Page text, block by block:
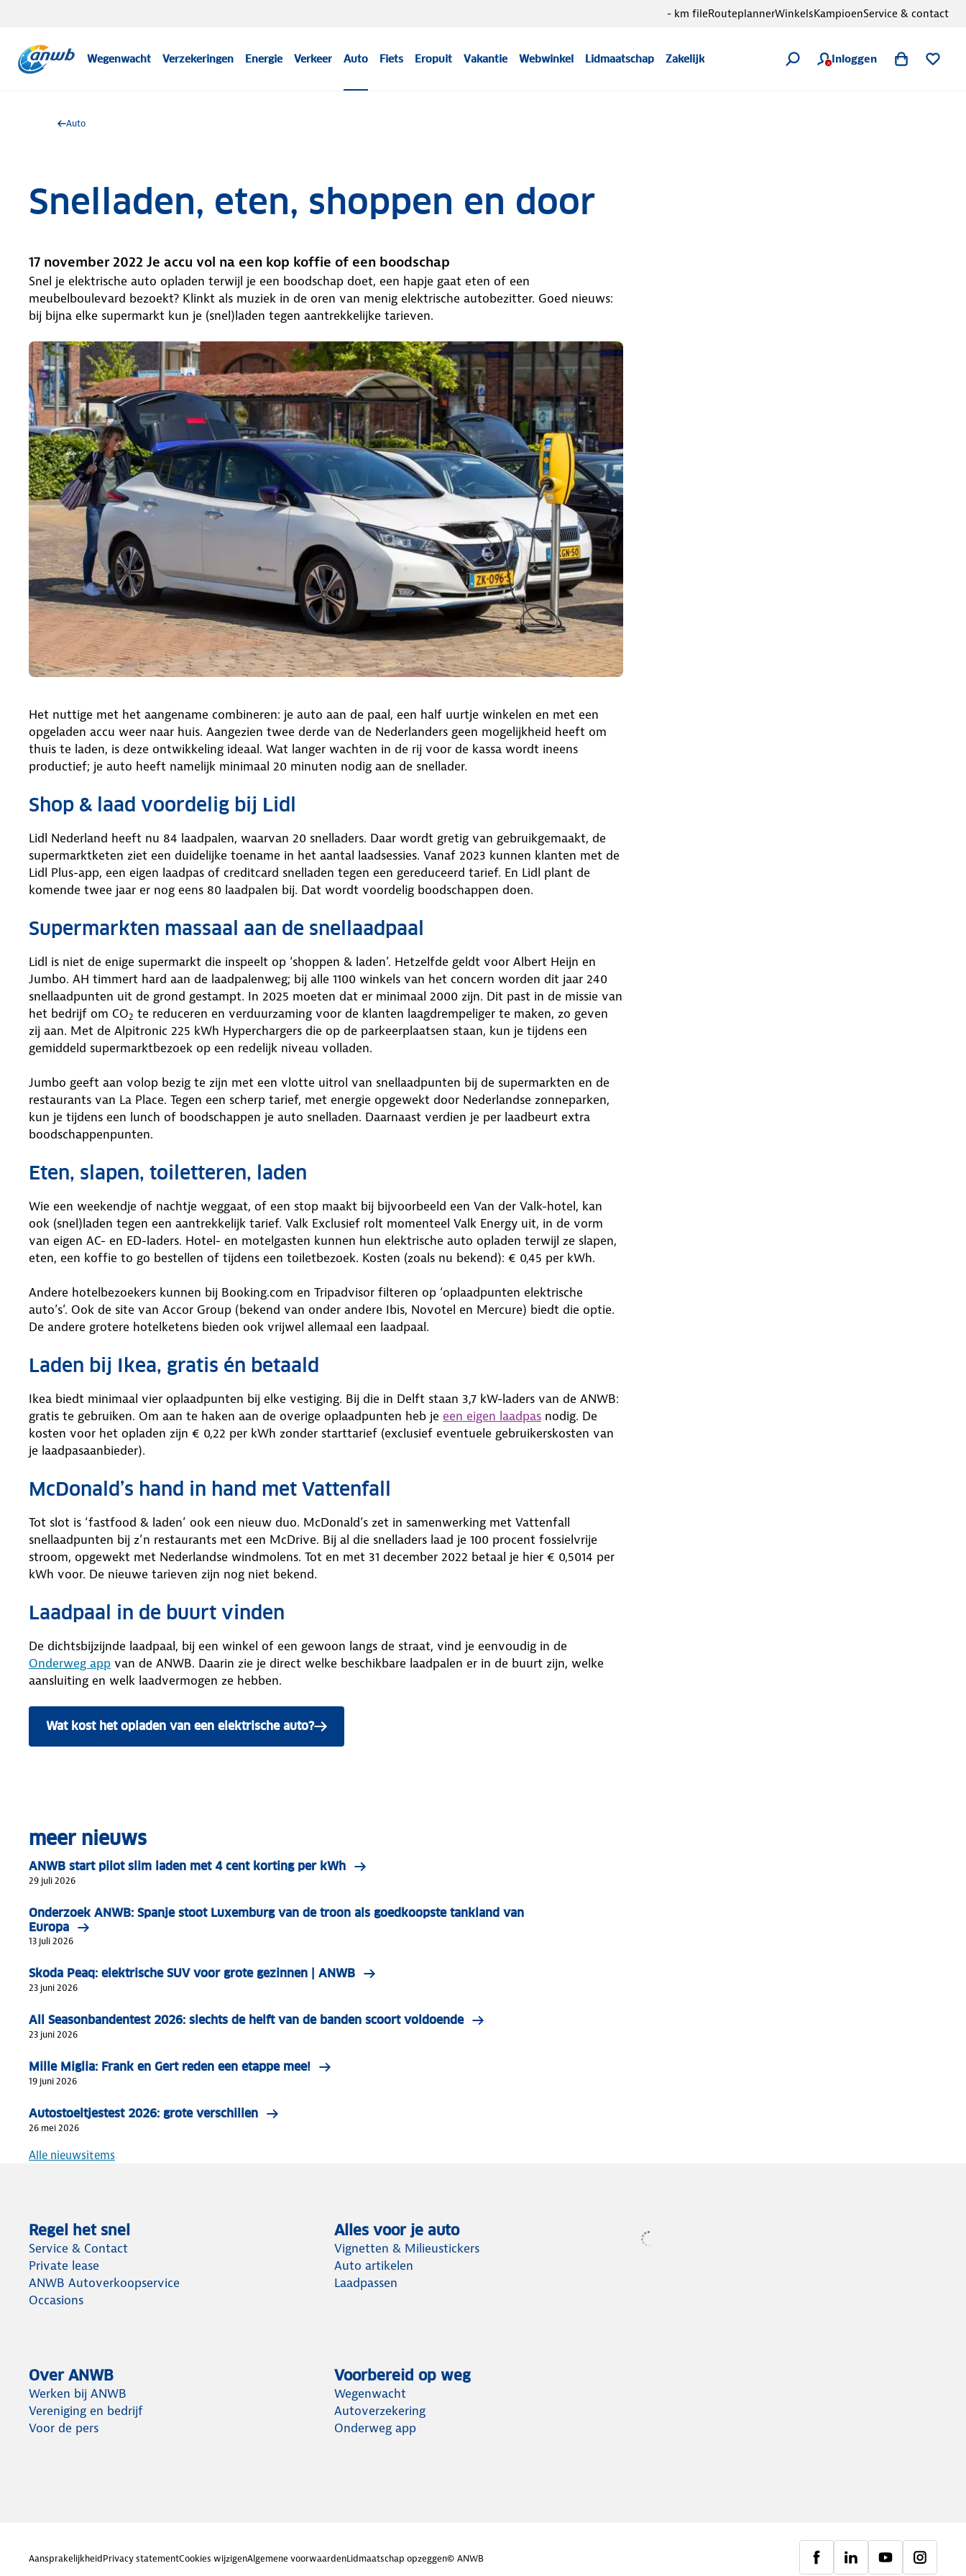
Wegenwacht Verzekeringen Energie Verkeer Auto Fiets Eropuit Vakantie Webwinkel Lidmaatschap Zakelijk Inloggen
- km fileRouteplannerWinkelsKampioenService & contact
Auto
Snelladen, eten, shoppen en door
17 november 2022 Je accu vol na een kop koffie of een boodschap
Snel je elektrische auto opladen terwijl je een boodschap doet, een hapje gaat eten of een
meubelboulevard bezoekt? Klinkt als muziek in de oren van menig elektrische autobezitter. Goed nieuws:
bij bijna elke supermarkt kun je (snel)laden tegen aantrekkelijke tarieven.
Het nuttige met het aangename combineren: je auto aan de paal, een half uurtje winkelen en met een
opgeladen accu weer naar huis. Aangezien twee derde van de Nederlanders geen mogelijkheid heeft om
thuis te laden, is deze ontwikkeling ideaal. Wat langer wachten in de rij voor de kassa wordt ineens
productief; je auto heeft namelijk minimaal 20 minuten nodig aan de snellader.
Shop & laad voordelig bij Lidl
Lidl Nederland heeft nu 84 laadpalen, waarvan 20 snelladers. Daar wordt gretig van gebruikgemaakt, de
supermarktketen ziet een duidelijke toename in het aantal laadsessies. Vanaf 2023 kunnen klanten met de
Lidl Plus-app, een eigen laadpas of creditcard snelladen tegen een gereduceerd tarief. En Lidl plant de
komende twee jaar er nog eens 80 laadpalen bij. Dat wordt voordelig boodschappen doen.
Supermarkten massaal aan de snellaadpaal
Lidl is niet de enige supermarkt die inspeelt op ‘shoppen & laden’. Hetzelfde geldt voor Albert Heijn en
Jumbo. AH timmert hard aan de laadpalenweg; bij alle 1100 winkels van het concern worden dit jaar 240
snellaadpunten uit de grond gestampt. In 2025 moeten dat er minimaal 2000 zijn. Dit past in de missie van
het bedrijf om CO2 te reduceren en verduurzaming voor de klanten laagdrempeliger te maken, zo geven
zij aan. Met de Alpitronic 225 kWh Hyperchargers die op de parkeerplaatsen staan, kun je tijdens een
gemiddeld supermarktbezoek op een redelijk niveau volladen.
Jumbo geeft aan volop bezig te zijn met een vlotte uitrol van snellaadpunten bij de supermarkten en de
restaurants van La Place. Tegen een scherp tarief, met energie opgewekt door Nederlandse zonneparken,
kun je tijdens een lunch of boodschappen je auto snelladen. Daarnaast verdien je per laadbeurt extra
boodschappenpunten.
Eten, slapen, toiletteren, laden
Wie een weekendje of nachtje weggaat, of een stop maakt bij bijvoorbeeld een Van der Valk-hotel, kan
ook (snel)laden tegen een aantrekkelijk tarief. Valk Exclusief rolt momenteel Valk Energy uit, in de vorm
van eigen AC- en ED-laders. Hotel- en motelgasten kunnen hun elektrische auto opladen terwijl ze slapen,
eten, een koffie to go bestellen of tijdens een toiletbezoek. Kosten (zoals nu bekend): € 0,45 per kWh.
Andere hotelbezoekers kunnen bij Booking.com en Tripadvisor filteren op ‘oplaadpunten elektrische
auto’s’. Ook de site van Accor Group (bekend van onder andere Ibis, Novotel en Mercure) biedt die optie.
De andere grotere hotelketens bieden ook vrijwel allemaal een laadpaal.
Laden bij Ikea, gratis én betaald
Ikea biedt minimaal vier oplaadpunten bij elke vestiging. Bij die in Delft staan 3,7 kW-laders van de ANWB:
gratis te gebruiken. Om aan te haken aan de overige oplaadpunten heb je een eigen laadpas nodig. De
kosten voor het opladen zijn € 0,22 per kWh zonder starttarief (exclusief eventuele gebruikerskosten van
je laadpasaanbieder).
McDonald’s hand in hand met Vattenfall
Tot slot is ‘fastfood & laden’ ook een nieuw duo. McDonald’s zet in samenwerking met Vattenfall
snellaadpunten bij z’n restaurants met een McDrive. Bij al die snelladers laad je 100 procent fossielvrije
stroom, opgewekt met Nederlandse windmolens. Tot en met 31 december 2022 betaal je hier € 0,5014 per
kWh voor. De nieuwe tarieven zijn nog niet bekend.
Laadpaal in de buurt vinden
De dichtsbijzijnde laadpaal, bij een winkel of een gewoon langs de straat, vind je eenvoudig in de
Onderweg app van de ANWB. Daarin zie je direct welke beschikbare laadpalen er in de buurt zijn, welke
aansluiting en welk laadvermogen ze hebben.
Wat kost het opladen van een elektrische auto?
meer nieuws
ANWB start pilot slim laden met 4 cent korting per kWh
29 juli 2026
Onderzoek ANWB: Spanje stoot Luxemburg van de troon als goedkoopste tankland van
Europa
13 juli 2026
Skoda Peaq: elektrische SUV voor grote gezinnen | ANWB
23 juni 2026
All Seasonbandentest 2026: slechts de helft van de banden scoort voldoende
23 juni 2026
Mille Miglia: Frank en Gert reden een etappe mee!
19 juni 2026
Autostoeltjestest 2026: grote verschillen
26 mei 2026
Alle nieuwsitems
Regel het snel
Service & Contact
Private lease
ANWB Autoverkoopservice
Occasions
Alles voor je auto
Vignetten & Milieustickers
Auto artikelen
Laadpassen
Over ANWB
Werken bij ANWB
Vereniging en bedrijf
Voor de pers
Voorbereid op weg
Wegenwacht
Autoverzekering
Onderweg app
AansprakelijkheidPrivacy statementCookies wijzigenAlgemene voorwaardenLidmaatschap opzeggen© ANWB